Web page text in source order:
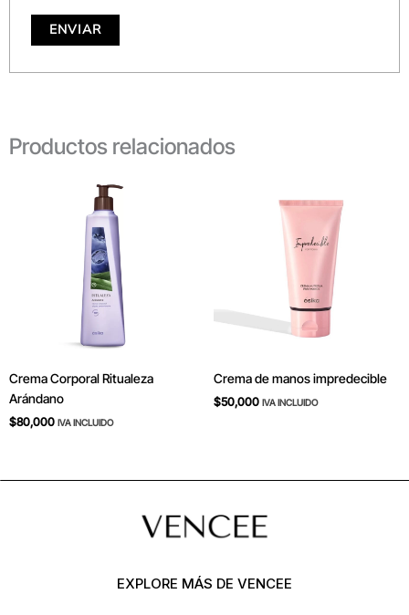
Productos relacionados
Crema Corporal Ritualeza
Arándano
$80,000 IVA INCLUIDO
Crema de manos impredecible
$50,000 IVA INCLUIDO
EXPLORE MÁS DE VENCEE